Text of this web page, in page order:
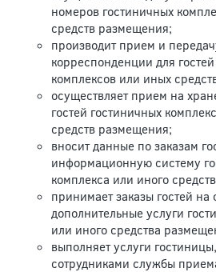
номеров гостиничных
средств размещения;
производит прием и
корреспонденции для
комплексов или иных
осуществляет прием на
гостей гостиничных
средств размещения;
вносит данные по заказам
информационную систему
комплекса или иного
принимает заказы гостей на
дополнительные услуги
или иного средства
выполняет услуги
сотрудниками службы